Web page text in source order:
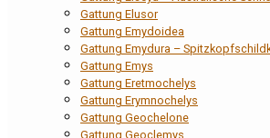
Gattung Elusor
Gattung Emydoidea
Gattung Emydura –
Gattung Emys
Gattung Eretmochelys
Gattung Erymnochelys
Gattung Geochelone
Gattung Geoclemys